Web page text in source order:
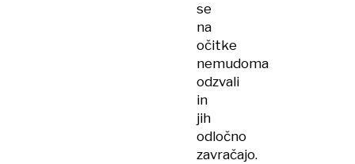
se
na
očitke
nemudoma
odzvali
in
jih
odločno
zavračajo.